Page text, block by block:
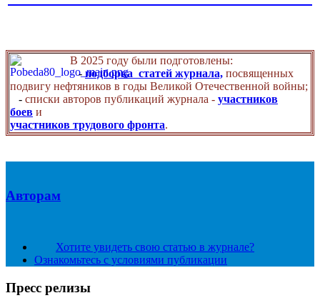
В 2025 году были подготовлены:
- подборка статей журнала, посвященных
подвигу нефтяников в годы Великой Отечественной войны;
- списки авторов публикаций журнала - участников
боев и
участников трудового фронта.
Авторам
Хотите увидеть свою статью в журнале?
Ознакомьтесь с условиями публикации
Пресс релизы